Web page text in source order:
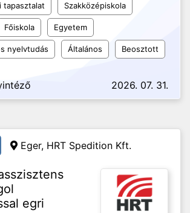
tapasztalat Szakközépiskola
Főiskola Egyetem
nyelvtudás Általános Beosztott
2026. 07. 31.
Eger, HRT Spedition Kft.
egri